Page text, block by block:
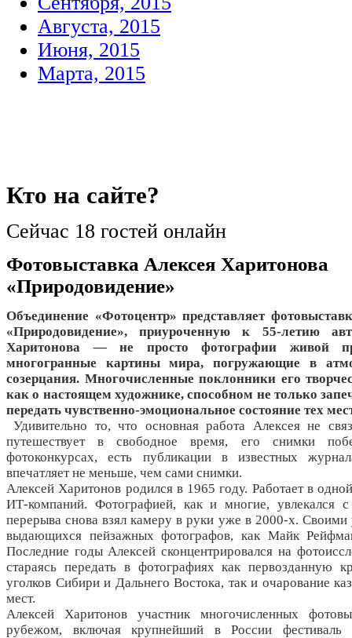
Августа, 2015
Июня, 2015
Марта, 2015
Кто на сайте?
Сейчас 18 гостей онлайн
Фотовыставка Алексея Харитонова
«Природовидение»
Объединение «Фотоцентр» представляет
«Природовидение», приуроченную к 55-летию
Харитонова — не просто фотографии живой
многогранные картины мира, погружающие в
созерцания. Многочисленные поклонники его
как о настоящем художнике, способном не только
передать чувственно-эмоциональное состояние тех
Удивительно то, что основная работа Алексея не
путешествует в свободное время, его снимки
фотоконкурсах, есть публикации в известных
впечатляет не меньше, чем сами снимки.
Алексей Харитонов родился в 1965 году. Работает в
ИТ-компаний. Фотографией, как и многие, увлекался с
перерыва снова взял камеру в руки уже в 2000-х. Своими
выдающихся пейзажных фотографов, как Майк
Последние годы Алексей сконцентрировался на
стараясь передать в фотографиях как первозданную
уголков Сибири и Дальнего Востока, так и очарование
мест.
Алексей Харитонов участник многочисленных
рубежом, включая крупнейший в России фестиваль